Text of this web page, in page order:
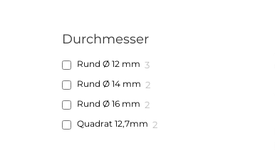
Durchmesser
Rund Ø 12 mm 3
Rund Ø 14 mm 2
Rund Ø 16 mm 2
Quadrat 12,7mm 2